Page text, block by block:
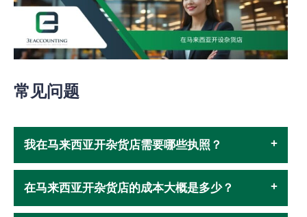
常见问题
我在马来西亚开杂货店需要哪些执照？
在马来西亚开杂货店的成本大概是多少？